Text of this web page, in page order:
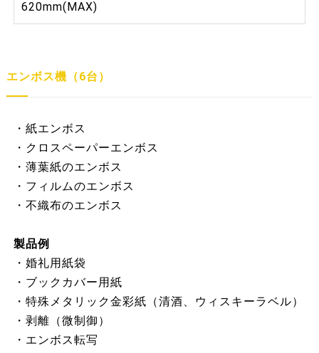
620mm(MAX)
エンボス機（6台）
・紙エンボス
・クロスペーパーエンボス
・薄葉紙のエンボス
・フィルムのエンボス
・不織布のエンボス
製品例
・婚礼用紙袋
・ブックカバー用紙
・特殊メタリック金彩紙（清酒、ウィスキーラベル）
・剥離（微制御）
・エンボス転写